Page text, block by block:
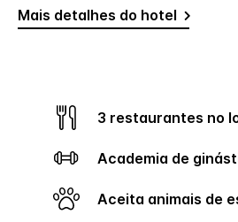
Mais detalhes do hotel
3 restaurantes no
Academia de
Aceita animais de